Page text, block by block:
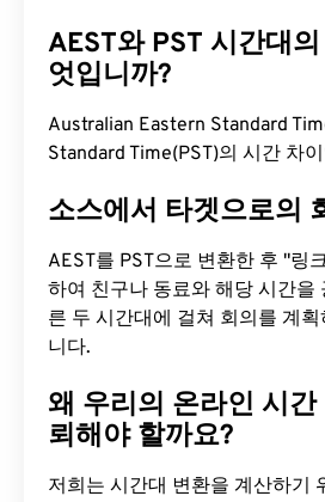
AEST와 PST 시간대
엇입니까?
Australian Eastern Standard
Standard Time(PST)의 시간 차
소스에서 타겟으로의
AEST를 PST으로 변환한 후 "링
하여 친구나 동료와 해당 시간을
른 두 시간대에 걸쳐 회의를 계
니다.
왜 우리의 온라인 시간
뢰해야 할까요?
저희는 시간대 변환을 계산하기